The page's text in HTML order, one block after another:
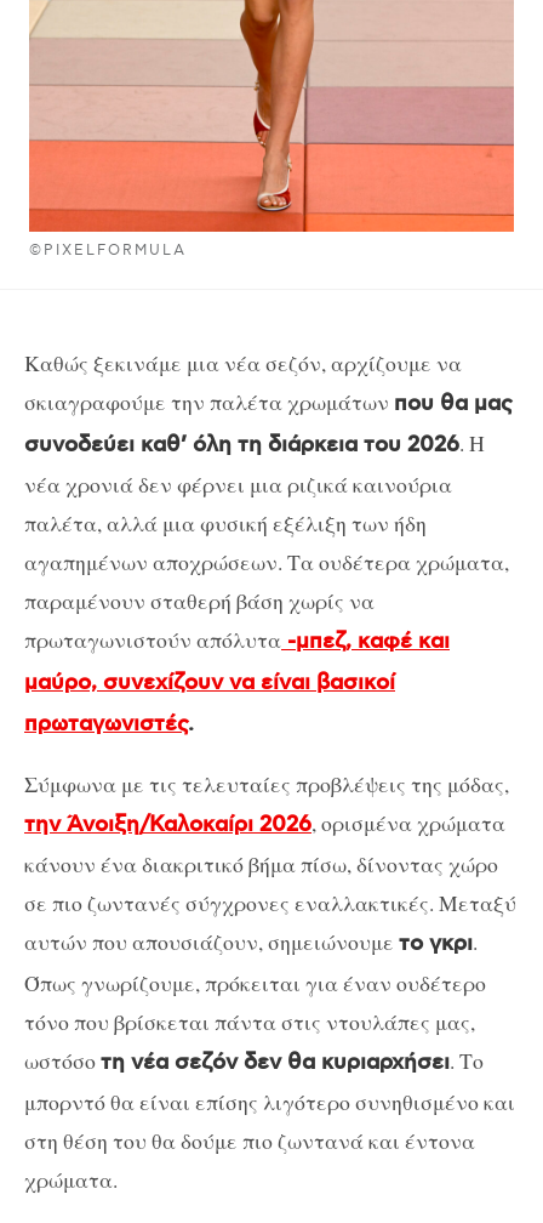
©PIXELFORMULA
Καθώς ξεκινάμε μια νέα σεζόν, αρχίζουμε να
σκιαγραφούμε την παλέτα χρωμάτων που θα μας
συνοδεύει καθ’ όλη τη διάρκεια του 2026. Η
νέα χρονιά δεν φέρνει μια ριζικά καινούρια
παλέτα, αλλά μια φυσική εξέλιξη των ήδη
αγαπημένων αποχρώσεων. Τα ουδέτερα χρώματα,
παραμένουν σταθερή βάση χωρίς να
πρωταγωνιστούν απόλυτα -μπεζ, καφέ και
μαύρο, συνεχίζουν να είναι βασικοί
πρωταγωνιστές.
Σύμφωνα με τις τελευταίες προβλέψεις της μόδας,
την Άνοιξη/Καλοκαίρι 2026, ορισμένα χρώματα
κάνουν ένα διακριτικό βήμα πίσω, δίνοντας χώρο
σε πιο ζωντανές σύγχρονες εναλλακτικές. Μεταξύ
αυτών που απουσιάζουν, σημειώνουμε το γκρι.
Όπως γνωρίζουμε, πρόκειται για έναν ουδέτερο
τόνο που βρίσκεται πάντα στις ντουλάπες μας,
ωστόσοτη νέα σεζόν δεν θα κυριαρχήσει. Το
μπορντό θα είναι επίσης λιγότερο συνηθισμένο και
στη θέση του θα δούμε πιο ζωντανά και έντονα
χρώματα.